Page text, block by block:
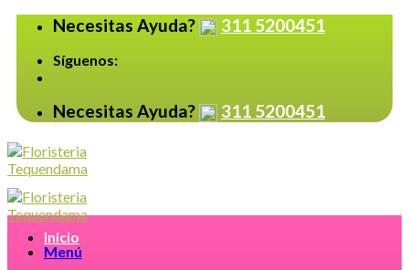
content
Necesitas Ayuda? 311 5200451
Síguenos:
Necesitas Ayuda? 311 5200451
Menú
Inicio